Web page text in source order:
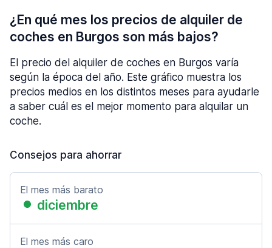
¿En qué mes los precios de alquiler de
coches en Burgos son más bajos?
El precio del alquiler de coches en Burgos varía
según la época del año. Este gráfico muestra los
precios medios en los distintos meses para ayudarle
a saber cuál es el mejor momento para alquilar un
coche.
Consejos para ahorrar
El mes más barato
diciembre
El mes más caro